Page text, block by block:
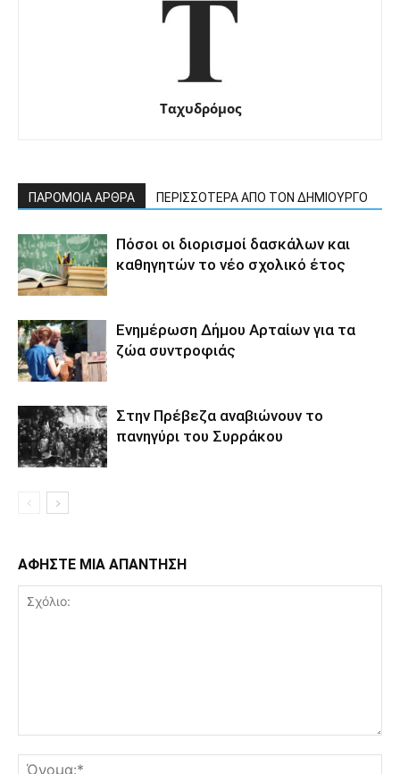
Ταχυδρόμος
ΠΑΡΟΜΟΙΑ ΑΡΘΡΑ ΠΕΡΙΣΣΟΤΕΡΑ ΑΠΟ ΤΟΝ ΔΗΜΙΟΥΡΓΟ
Πόσοι οι διορισμοί δασκάλων και
καθηγητών το νέο σχολικό έτος
Ενημέρωση Δήμου Αρταίων για τα
ζώα συντροφιάς
Στην Πρέβεζα αναβιώνουν το
πανηγύρι του Συρράκου
ΑΦΗΣΤΕ ΜΙΑ ΑΠΑΝΤΗΣΗ